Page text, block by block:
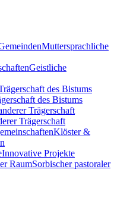
Muttersprachliche
Geistliche
des Bistums
Trägerschaft
Klöster &
Innovative Projekte
Sorbischer pastoraler